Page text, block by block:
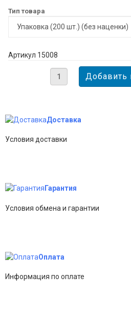
Тип товара
Артикул 15008
Доставка
Условия доставки
Гарантия
Условия обмена и гарантии
Оплата
Информация по оплате